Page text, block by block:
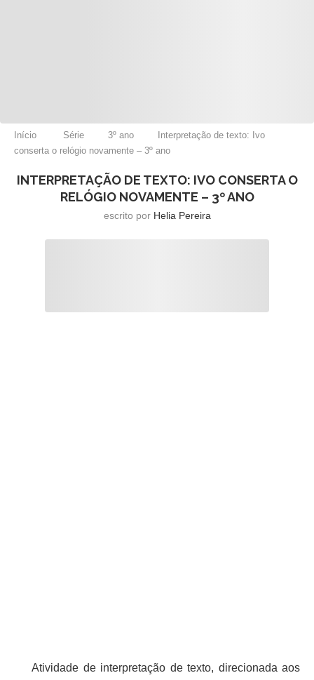
Início Série 3º ano
Interpretação de texto: Ivo
conserta o relógio novamente – 3º ano
INTERPRETAÇÃO DE TEXTO: IVO CONSERTA O
RELÓGIO NOVAMENTE – 3º ANO
escrito por Helia Pereira
Atividade de interpretação de texto, direcionada aos